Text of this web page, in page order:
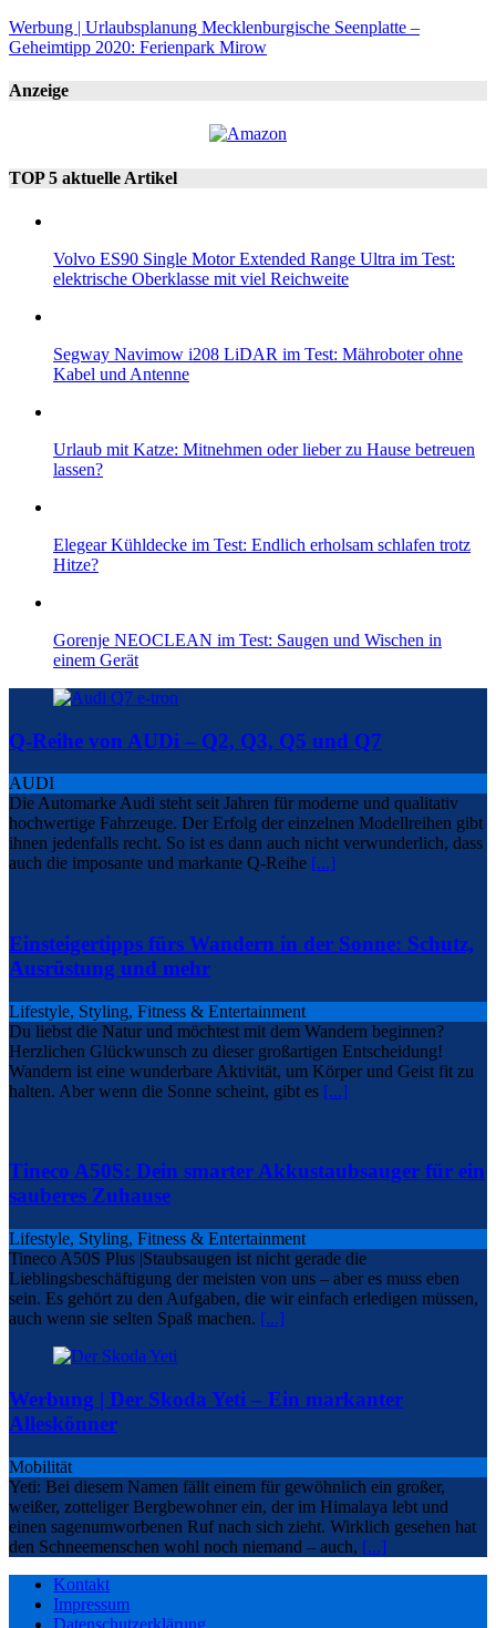
Werbung | Urlaubsplanung Mecklenburgische Seenplatte –
Geheimtipp 2020: Ferienpark Mirow
Anzeige
TOP 5 aktuelle Artikel
Volvo ES90 Single Motor Extended Range Ultra im Test:
elektrische Oberklasse mit viel Reichweite
Segway Navimow i208 LiDAR im Test: Mähroboter ohne
Kabel und Antenne
Urlaub mit Katze: Mitnehmen oder lieber zu Hause betreuen
lassen?
Elegear Kühldecke im Test: Endlich erholsam schlafen trotz
Hitze?
Gorenje NEOCLEAN im Test: Saugen und Wischen in
einem Gerät
Q-Reihe von AUDi – Q2, Q3, Q5 und Q7
AUDI
Die Automarke Audi steht seit Jahren für moderne und qualitativ
hochwertige Fahrzeuge. Der Erfolg der einzelnen Modellreihen gibt
ihnen jedenfalls recht. So ist es dann auch nicht verwunderlich, dass
auch die imposante und markante Q-Reihe [...]
Einsteigertipps fürs Wandern in der Sonne: Schutz,
Ausrüstung und mehr
Lifestyle, Styling, Fitness & Entertainment
Du liebst die Natur und möchtest mit dem Wandern beginnen?
Herzlichen Glückwunsch zu dieser großartigen Entscheidung!
Wandern ist eine wunderbare Aktivität, um Körper und Geist fit zu
halten. Aber wenn die Sonne scheint, gibt es [...]
Tineco A50S: Dein smarter Akkustaubsauger für ein
sauberes Zuhause
Lifestyle, Styling, Fitness & Entertainment
Tineco A50S Plus |Staubsaugen ist nicht gerade die
Lieblingsbeschäftigung der meisten von uns – aber es muss eben
sein. Es gehört zu den Aufgaben, die wir einfach erledigen müssen,
auch wenn sie selten Spaß machen. [...]
Werbung | Der Skoda Yeti – Ein markanter
Alleskönner
Mobilität
Yeti: Bei diesem Namen fällt einem für gewöhnlich ein großer,
weißer, zotteliger Bergbewohner ein, der im Himalaya lebt und
einen sagenumworbenen Ruf nach sich zieht. Wirklich gesehen hat
den Schneemenschen wohl noch niemand – auch, [...]
Kontakt
Impressum
Datenschutzerklärung